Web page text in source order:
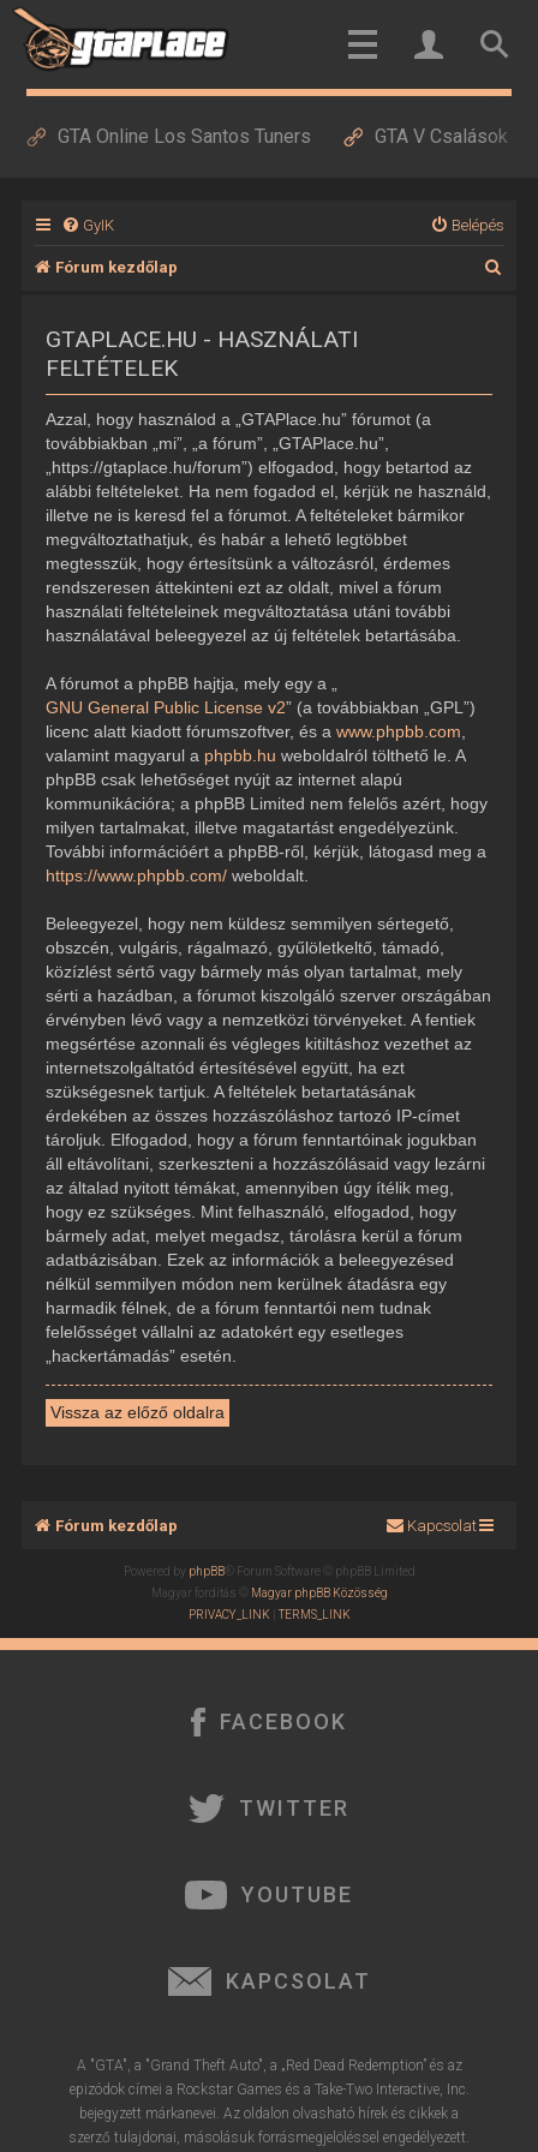
GTA Online Los Santos Tuners GTA V Csalások
GyIK Belépés
Fórum kezdőlap
GTAPLACE.HU - HASZNÁLATI
FELTÉTELEK
Azzal, hogy használod a „GTAPlace.hu” fórumot (a
továbbiakban „mi”, „a fórum”, „GTAPlace.hu”,
„https://gtaplace.hu/forum”) elfogadod, hogy betartod az
alábbi feltételeket. Ha nem fogadod el, kérjük ne használd,
illetve ne is keresd fel a fórumot. A feltételeket bármikor
megváltoztathatjuk, és habár a lehető legtöbbet
megtesszük, hogy értesítsünk a változásról, érdemes
rendszeresen áttekinteni ezt az oldalt, mivel a fórum
használati feltételeinek megváltoztatása utáni további
használatával beleegyezel az új feltételek betartásába.
A fórumot a phpBB hajtja, mely egy a „
GNU General Public License v2” (a továbbiakban „GPL”)
licenc alatt kiadott fórumszoftver, és a www.phpbb.com
valamint magyarul a phpbb.hu weboldalról tölthető le. A
phpBB csak lehetőséget nyújt az internet alapú
kommunikációra; a phpBB Limited nem felelős azért, hogy
milyen tartalmakat, illetve magatartást engedélyezünk.
További információért a phpBB-ről, kérjük, látogasd meg a
https://www.phpbb.com/weboldalt.
Beleegyezel, hogy nem küldesz semmilyen sértegető,
obszcén, vulgáris, rágalmazó, gyűlöletkeltő, támadó,
közízlést sértő vagy bármely más olyan tartalmat, mely
sérti a hazádban, a fórumot kiszolgáló szerver országában
érvényben lévő vagy a nemzetközi törvényeket. A fentiek
megsértése azonnali és végleges kitiltáshoz vezethet az
internetszolgáltatód értesítésével együtt, ha ezt
szükségesnek tartjuk. A feltételek betartatásának
érdekében az összes hozzászóláshoz tartozó IP-címet
tároljuk. Elfogadod, hogy a fórum fenntartóinak jogukban
áll eltávolítani, szerkeszteni a hozzászólásaid vagy lezárni
az általad nyitott témákat, amennyiben úgy ítélik meg,
hogy ez szükséges. Mint felhasználó, elfogadod, hogy
bármely adat, melyet megadsz, tárolásra kerül a fórum
adatbázisában. Ezek az információk a beleegyezésed
nélkül semmilyen módon nem kerülnek átadásra egy
harmadik félnek, de a fórum fenntartói nem tudnak
felelősséget vállalni az adatokért egy esetleges
„hackertámadás” esetén.
Vissza az előző oldalra
Fórum kezdőlap Kapcsolat
Powered by phpBB® Forum Software © phpBB Limited
Magyar fordítás © Magyar phpBB Közösség
PRIVACY_LINK |TERMS_LINK
FACEBOOK
TWITTER
YOUTUBE
KAPCSOLAT
A "GTA", a "Grand Theft Auto", a „Red Dead Redemption” és az
epizódok címei a Rockstar Games és a Take-Two Interactive, Inc.
bejegyzett márkanevei. Az oldalon olvasható hírek és cikkek a
szerző tulajdonai, másolásuk forrásmegjelöléssel engedélyezett.